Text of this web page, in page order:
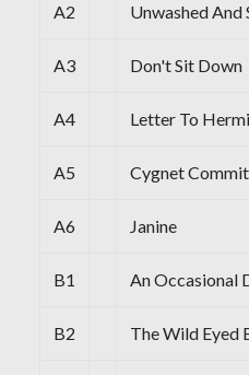
A2 Unwashed And
A3 Don't Sit Down
A4 Letter To
A5 Cygnet
A6 Janine
B1 An Occasional
B2 The Wild Eyed